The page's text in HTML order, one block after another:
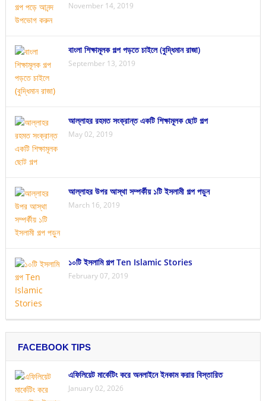
November 14, 2019
বাংলা শিক্ষামূলক গল্প পড়তে চাইলে (বুদ্ধিমান রাজা)
September 13, 2019
আল্লাহর রহমত সংক্রান্ত একটি শিক্ষামূলক ছোট গল্প
May 02, 2019
আল্লাহর উপর আস্থা সম্পর্কীয় ১টি ইসলামী গল্প পড়ুন
March 16, 2019
১০টি ইসলামি গল্প Ten Islamic Stories
February 07, 2019
FACEBOOK TIPS
এফিলিয়েট মার্কেটিং করে অনলাইনে ইনকাম করার বিস্তারিত
January 02, 2026